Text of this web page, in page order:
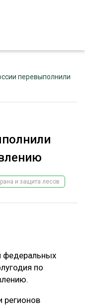
перевыполнили
и защита лесов
по
регионов